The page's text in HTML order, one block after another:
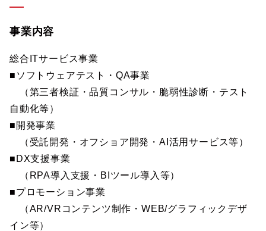
事業内容
総合ITサービス事業
■ソフトウェアテスト・QA事業
（第三者検証・品質コンサル・脆弱性診断・テスト
自動化等）
■開発事業
（受託開発・オフショア開発・AI活用サービス等）
■DX支援事業
（RPA導入支援・BIツール導入等）
■プロモーション事業
（AR/VRコンテンツ制作・WEB/グラフィックデザ
イン等）